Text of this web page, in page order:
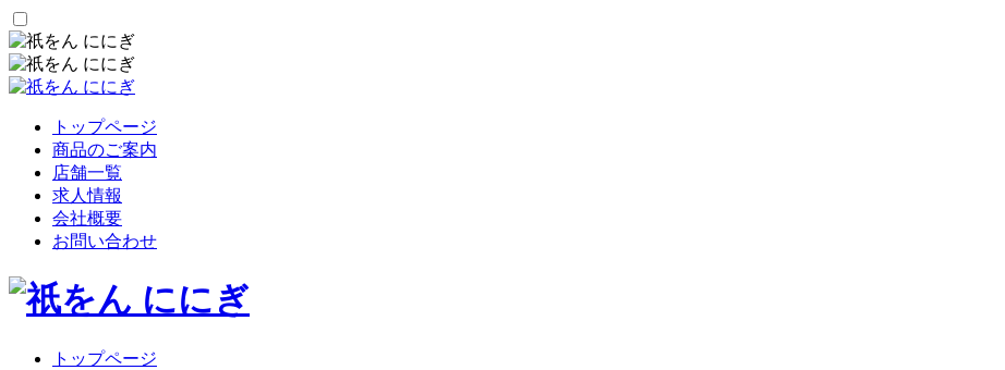
トップページ
商品のご案内
店舗一覧
求人情報
会社概要
お問い合わせ
トップページ